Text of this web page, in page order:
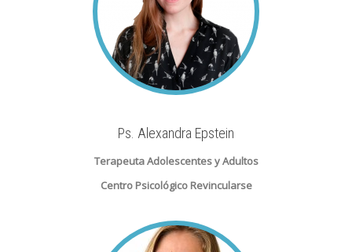
Ps. Alexandra Epstein
Terapeuta Adolescentes y Adultos
Centro Psicológico Revincularse